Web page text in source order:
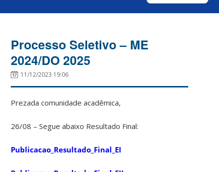
Processo Seletivo – ME
2024/DO 2025
11/12/2023 19:06
Prezada comunidade acadêmica,
26/08 – Segue abaixo Resultado Final:
Publicacao_Resultado_Final_EI